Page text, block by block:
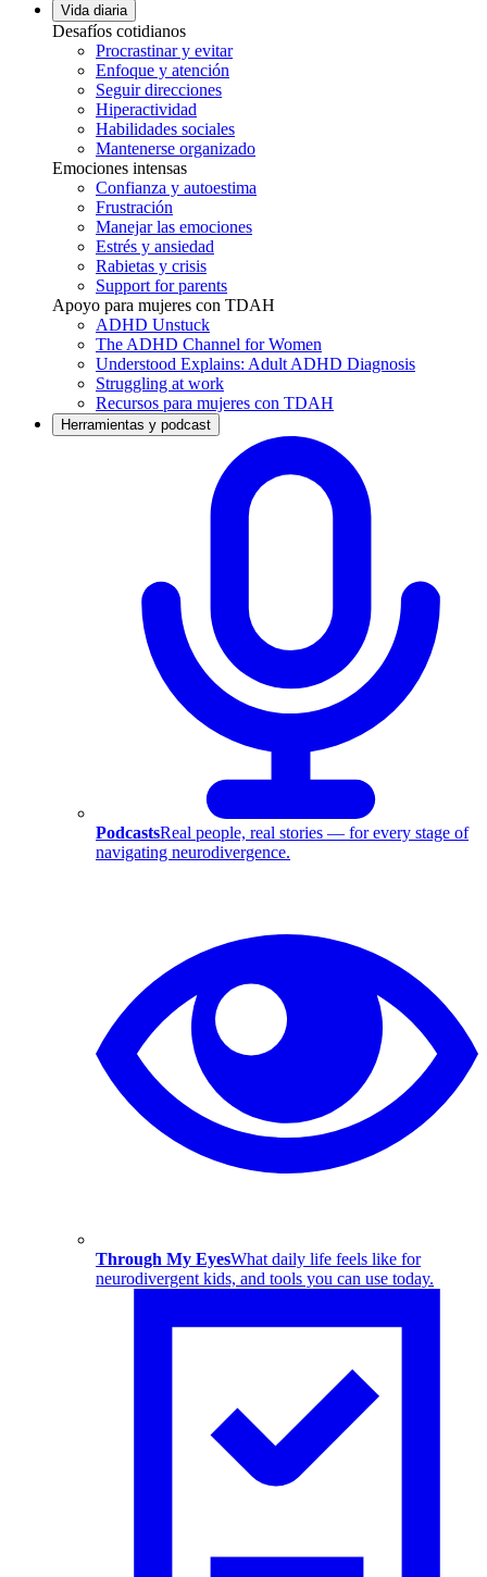
Vida diaria
Desafíos cotidianos
Procrastinar y evitar
Enfoque y atención
Seguir direcciones
Hiperactividad
Habilidades sociales
Mantenerse organizado
Emociones intensas
Confianza y autoestima
Frustración
Manejar las emociones
Estrés y ansiedad
Rabietas y crisis
Support for parents
Apoyo para mujeres con TDAH
ADHD Unstuck
The ADHD Channel for Women
Understood Explains: Adult ADHD Diagnosis
Struggling at work
Recursos para mujeres con TDAH
Herramientas y podcast
PodcastsReal people, real stories — for every stage of
navigating neurodivergence.
Through My EyesWhat daily life feels like for
neurodivergent kids, and tools you can use today.